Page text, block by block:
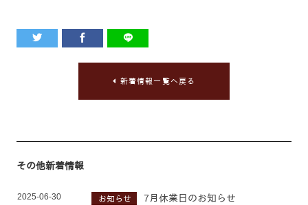
新着情報一覧へ戻る
その他新着情報
2025-06-30 お知らせ 7月休業日のお知らせ